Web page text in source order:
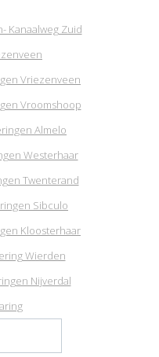
Kanaalweg Zuid
Vriezenveen
Vroomshoop
Almelo
Westerhaar
Twenterand
Sibculo
Kloosterhaar
Wierden
Nijverdal